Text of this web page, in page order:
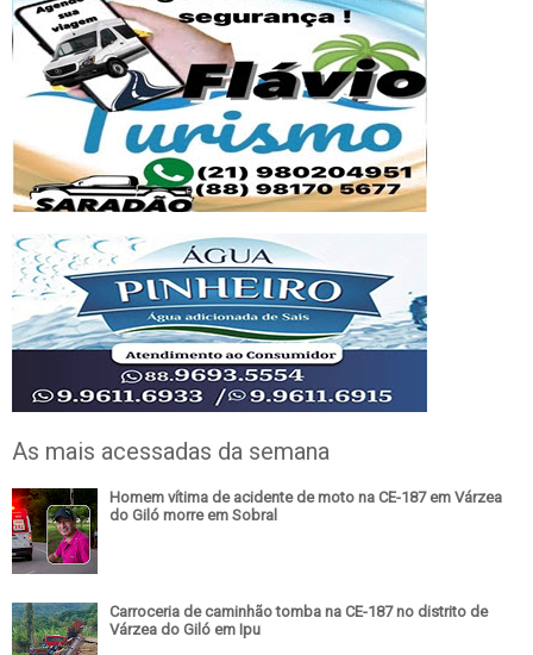
As mais acessadas da semana
Homem vítima de acidente de moto na CE-187 em Várzea
do Giló morre em Sobral
Carroceria de caminhão tomba na CE-187 no distrito de
Várzea do Giló em Ipu